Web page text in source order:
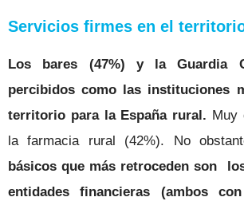
Servicios firmes en el
Los bares (47%) y la Guardia
percibidos como las instituciones
territorio para la España rural. Muy
la farmacia rural (42%). No
básicos que más retroceden son
entidades financieras (ambos